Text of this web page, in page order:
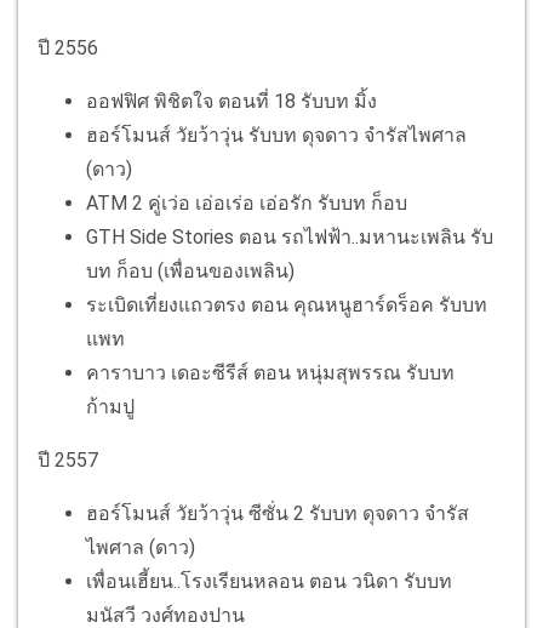
ปี 2556
ออฟฟิศ พิชิตใจ ตอนที่ 18 รับบท มิ้ง
ฮอร์โมนส์ วัยว้าวุ่น รับบท ดุจดาว จำรัสไพศาล
(ดาว)
ATM 2 คู่เว่อ เอ่อเร่อ เอ่อรัก รับบท ก็อบ
GTH Side Stories ตอน รถไฟฟ้า..มหานะเพลิน รับ
บท ก็อบ (เพื่อนของเพลิน)
ระเบิดเที่ยงแถวตรง ตอน คุณหนูฮาร์ดร็อค รับบท
แพท
คาราบาว เดอะซีรีส์ ตอน หนุ่มสุพรรณ รับบท
ก้ามปู
ปี 2557
ฮอร์โมนส์ วัยว้าวุ่น ซีซั่น 2 รับบท ดุจดาว จำรัส
ไพศาล (ดาว)
เพื่อนเฮี้ยน..โรงเรียนหลอน ตอน วนิดา รับบท
มนัสวี วงศ์ทองปาน